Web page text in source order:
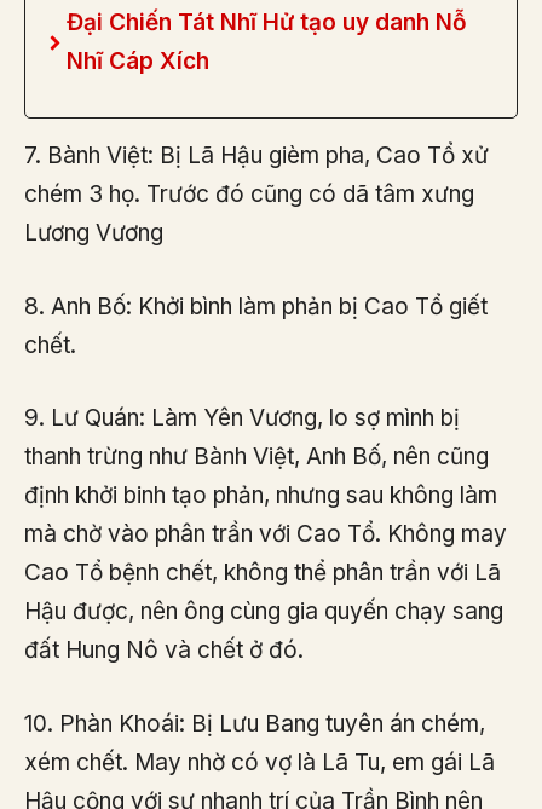
Đại Chiến Tát Nhĩ Hử tạo uy danh Nỗ
Nhĩ Cáp Xích
7. Bành Việt: Bị Lã Hậu gièm pha, Cao Tổ xử
chém 3 họ. Trước đó cũng có dã tâm xưng
Lương Vương
8. Anh Bố: Khởi bình làm phản bị Cao Tổ giết
chết.
9. Lư Quán: Làm Yên Vương, lo sợ mình bị
thanh trừng như Bành Việt, Anh Bố, nên cũng
định khởi binh tạo phản, nhưng sau không làm
mà chờ vào phân trần với Cao Tổ. Không may
Cao Tổ bệnh chết, không thể phân trần với Lã
Hậu được, nên ông cùng gia quyến chạy sang
đất Hung Nô và chết ở đó.
10. Phàn Khoái: Bị Lưu Bang tuyên án chém,
xém chết. May nhờ có vợ là Lã Tu, em gái Lã
Hậu cộng với sự nhanh trí của Trần Bình nên